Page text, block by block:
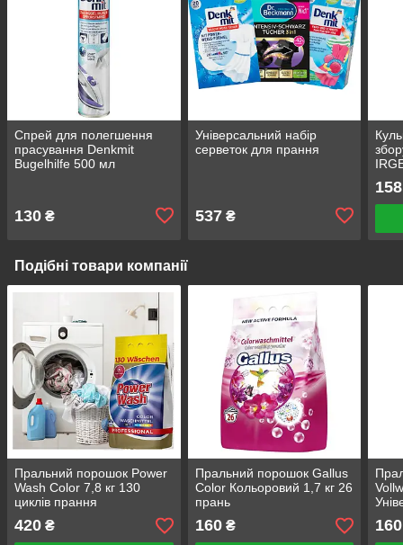
Спрей для полегшення
прасування Denkmit
Bugelhilfe 500 мл
130 ₴
Універсальний набір
серветок для прання
537₴
158
Подібні товари компанії
Пральний порошок Power
Wash Color 7,8 кг 130
циклів прання
420 ₴
Пральний порошок Gallus
Color Кольоровий 1,7 кг 26
прань
160₴ 160